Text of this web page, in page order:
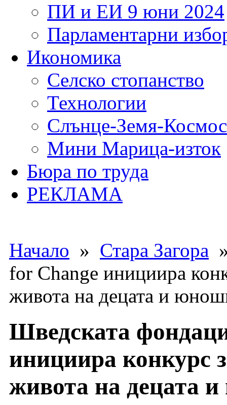
ПИ и ЕИ 9 юни 2024
Парламентарни
Икономика
Селско стопанство
Технологии
Слънце-Земя-Космос
Мини Марица-изток
Бюра по труда
РЕКЛАМА
Начало » Стара Загора
for Change инициира
живота на децата и
Шведската
инициира конкурс
живота на децата